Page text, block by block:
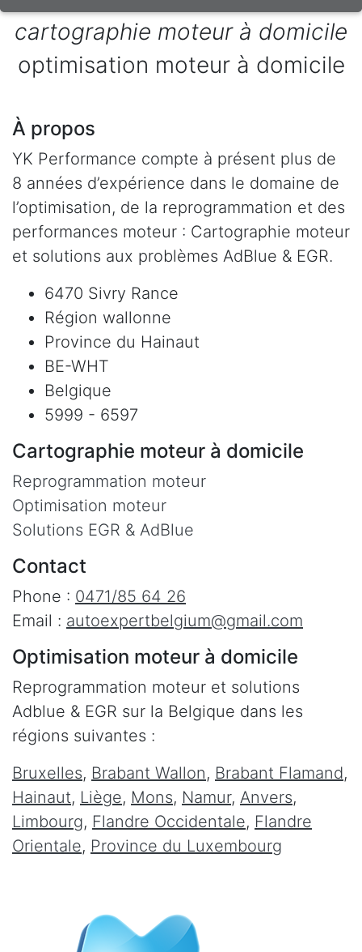
cartographie moteur à domicile
optimisation moteur à domicile
À propos
YK Performance compte à présent plus de
8 années d’expérience dans le domaine de
l’optimisation, de la reprogrammation et des
performances moteur : Cartographie moteur
et solutions aux problèmes AdBlue & EGR.
6470 Sivry Rance
Région wallonne
Province du Hainaut
BE-WHT
Belgique
5999 - 6597
Cartographie moteur à domicile
Reprogrammation moteur
Optimisation moteur
Solutions EGR & AdBlue
Contact
Phone : 0471/85 64 26
Email : autoexpertbelgium@gmail.com
Optimisation moteur à domicile
Reprogrammation moteur et solutions
Adblue & EGR sur la Belgique dans les
régions suivantes :
Bruxelles, Brabant Wallon, Brabant Flamand,
Hainaut, Liège, Mons, Namur, Anvers,
Limbourg, Flandre Occidentale, Flandre
Orientale, Province du Luxembourg